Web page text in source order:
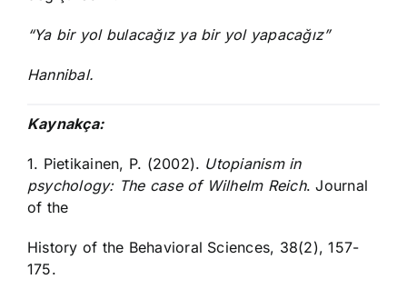
“Ya bir yol bulacağız ya bir yol yapacağız”
Hannibal.
Kaynakça:
1. Pietikainen, P. (2002). Utopianism in
psychology: The case of Wilhelm Reich. Journal
of the
History of the Behavioral Sciences, 38(2), 157-
175.